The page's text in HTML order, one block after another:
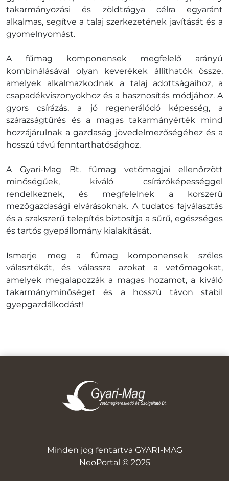
takarmányozási és zöldtrágya célra egyaránt
alkalmas, segítve a talaj szerkezetének javítását és a
gyomelnyomást.
A fűmag komponensek megfelelő arányú
kombinálásával olyan keverékek állíthatók össze,
amelyek alkalmazkodnak a talaj adottságaihoz, a
csapadékviszonyokhoz és a hasznosítás módjához. A
gyors csírázás, a jó regenerálódó képesség, a
szárazságtűrés és a magas takarmányérték mind
hozzájárulnak a gazdaság jövedelmezőségéhez és a
hosszú távú fenntarthatósághoz.
A Gyari-Mag Bt. fűmag vetőmagjai ellenőrzött
minőségűek, kiváló csírázóképességgel
rendelkeznek, és megfelelnek a korszerű
mezőgazdasági elvárásoknak. A tudatos fajválasztás
és a szakszerű telepítés biztosítja a sűrű, egészséges
és tartós gyepállomány kialakítását.
Ismerje meg a fűmag komponensek széles
választékát, és válassza azokat a vetőmagokat,
amelyek megalapozzák a magas hozamot, a kiváló
takarmányminőséget és a hosszú távon stabil
gyepgazdálkodást!
Minden jog fentartva GYARI-MAG
NeoPortal © 2025